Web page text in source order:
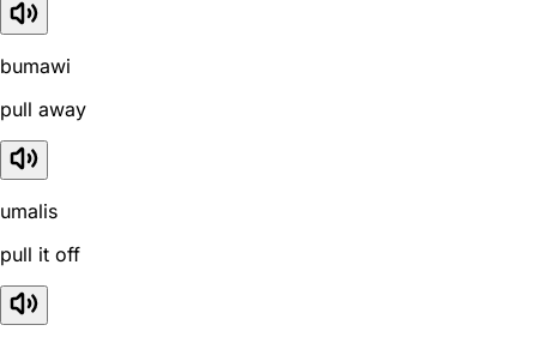
bumawi
pull away
umalis
pull it off